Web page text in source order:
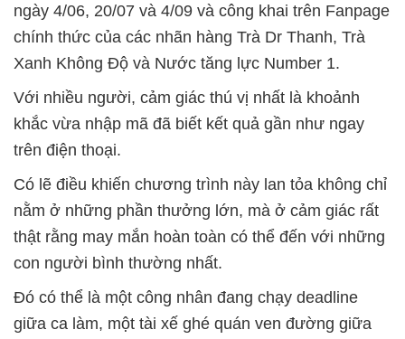
ngày 4/06, 20/07 và 4/09 và công khai trên Fanpage
chính thức của các nhãn hàng Trà Dr Thanh, Trà
Xanh Không Độ và Nước tăng lực Number 1.
Với nhiều người, cảm giác thú vị nhất là khoảnh
khắc vừa nhập mã đã biết kết quả gần như ngay
trên điện thoại.
Có lẽ điều khiến chương trình này lan tỏa không chỉ
nằm ở những phần thưởng lớn, mà ở cảm giác rất
thật rằng may mắn hoàn toàn có thể đến với những
con người bình thường nhất.
Đó có thể là một công nhân đang chạy deadline
giữa ca làm, một tài xế ghé quán ven đường giữa